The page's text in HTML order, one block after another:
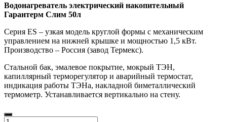
Водонагреватель электрический накопительный
Гарантерм Слим 50л
Серия ES – узкая модель круглой формы с механическим
управлением на нижней крышке и мощностью 1,5 кВт.
Производство – Россия (завод Термекс).
Стальной бак, эмалевое покрытие, мокрый ТЭН,
капиллярный терморегулятор и аварийный термостат,
индикация работы ТЭНа, накладной биметаллический
термометр. Устанавливается вертикально на стену.
Количество